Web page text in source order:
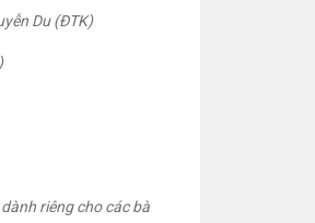
Du (ĐTK)
riêng cho các bà